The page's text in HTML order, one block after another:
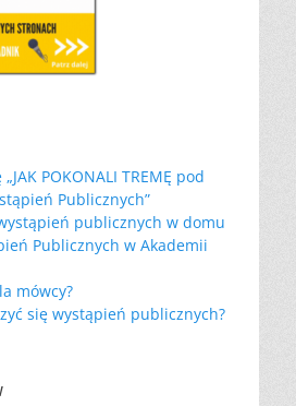
POKONALI TREMĘ pod
Publicznych”
publicznych w domu
Publicznych w Akademii
mówcy?
się wystąpień publicznych?